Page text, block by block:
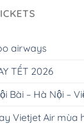
airways
TẾT 2026
Bài – Hà Nội –
Vietjet Air mùa